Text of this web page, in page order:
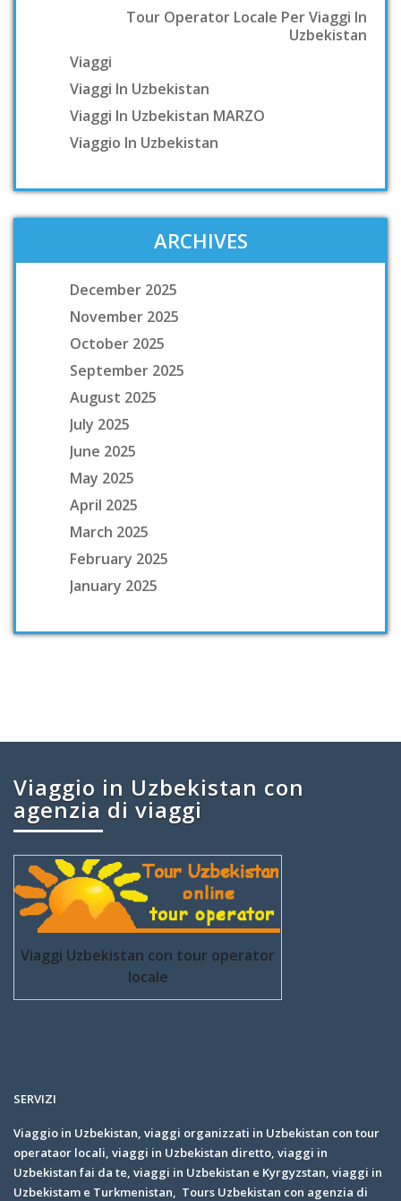
Tour Operator Locale Per Viaggi In
Uzbekistan
Viaggi
Viaggi In Uzbekistan
Viaggi In Uzbekistan MARZO
Viaggio In Uzbekistan
ARCHIVES
December 2025
November 2025
October 2025
September 2025
August 2025
July 2025
June 2025
May 2025
April 2025
March 2025
February 2025
January 2025
Viaggio in Uzbekistan con
agenzia di viaggi
Viaggi Uzbekistan con tour operator
locale
SERVIZI
Viaggio in Uzbekistan, viaggi organizzati in Uzbekistan con tour
operataor locali, viaggi in Uzbekistan diretto, viaggi in
Uzbekistan fai da te, viaggi in Uzbekistan e Kyrgyzstan, viaggi in
Uzbekistam e Turkmenistan, Tours Uzbekistan con agenzia di